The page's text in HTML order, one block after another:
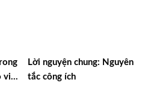
việc
Lời nguyện chung: Nguyên
tắc công ích